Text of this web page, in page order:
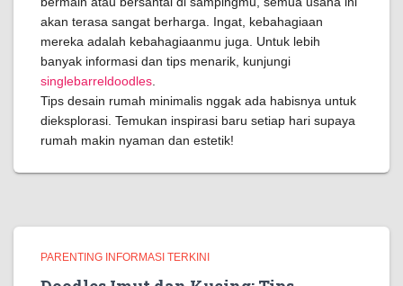
akan terasa sangat berharga. Ingat, kebahagiaan
mereka adalah kebahagiaanmu juga. Untuk lebih
banyak informasi dan tips menarik, kunjungi
singlebarreldoodles
Tips desain rumah minimalis nggak ada habisnya untuk
dieksplorasi. Temukan inspirasi baru setiap hari supaya
rumah makin nyaman dan estetik!
PARENTING INFORMASI TERKINI